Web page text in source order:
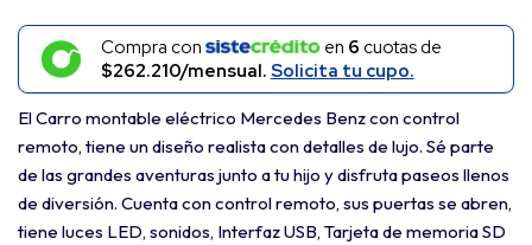
Compra con en 6 cuotas de
$262.210/mensual. Solicita tu cupo.
El Carro montable eléctrico Mercedes Benz con control
remoto, tiene un diseño realista con detalles de lujo. Sé parte
de las grandes aventuras junto a tu hijo y disfruta paseos llenos
de diversión. Cuenta con control remoto, sus puertas se abren,
tiene luces LED, sonidos, Interfaz USB, Tarjeta de memoria SD